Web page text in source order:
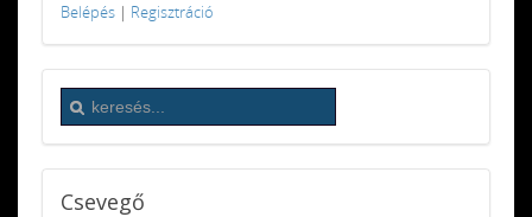
Belépés | Regisztráció
Csevegő